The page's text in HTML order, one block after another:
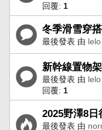
回覆: 1
冬季滑雪穿
最後發表 由 lelo
新幹線置物
最後發表 由 lelo
回覆: 1
2025野澤8日
最後發表 由